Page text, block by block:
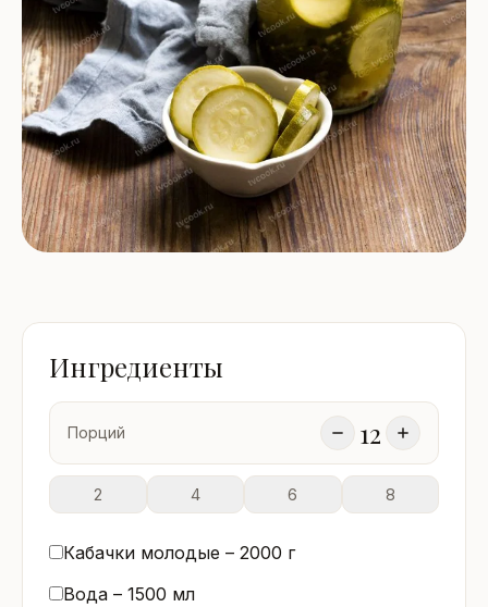
Ингредиенты
Порций 12
2 4 6 8
Кабачки молодые – 2000 г
Вода – 1500 мл